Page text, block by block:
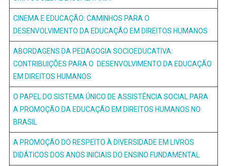
CINEMA E EDUCAÇÃO: CAMINHOS PARA O
DESENVOLVIMENTO DA EDUCAÇÃO EM DIREITOS HUMANOS
ABORDAGENS DA PEDAGOGIA SOCIOEDUCATIVA:
CONTRIBUIÇÕES PARA O DESENVOLVIMENTO DA EDUCAÇÃO
EM DIREITOS HUMANOS
O PAPEL DO SISTEMA ÚNICO DE ASSISTÊNCIA SOCIAL PARA
A PROMOÇÃO DA EDUCAÇÃO EM DIREITOS HUMANOS NO
BRASIL
A PROMOÇÃO DO RESPEITO À DIVERSIDADE EM LIVROS
DIDÁTICOS DOS ANOS INICIAIS DO ENSINO FUNDAMENTAL